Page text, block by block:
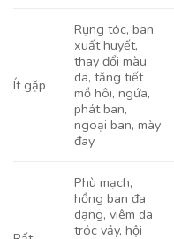
Ít gặp
Rụng tóc, ban
xuất huyết,
thay đổi màu
da, tăng tiết
mồ hôi, ngứa,
phát ban,
ngoại ban, mày
đay
Phù mạch,
hồng ban đa
dạng, viêm da
tróc vảy, hội